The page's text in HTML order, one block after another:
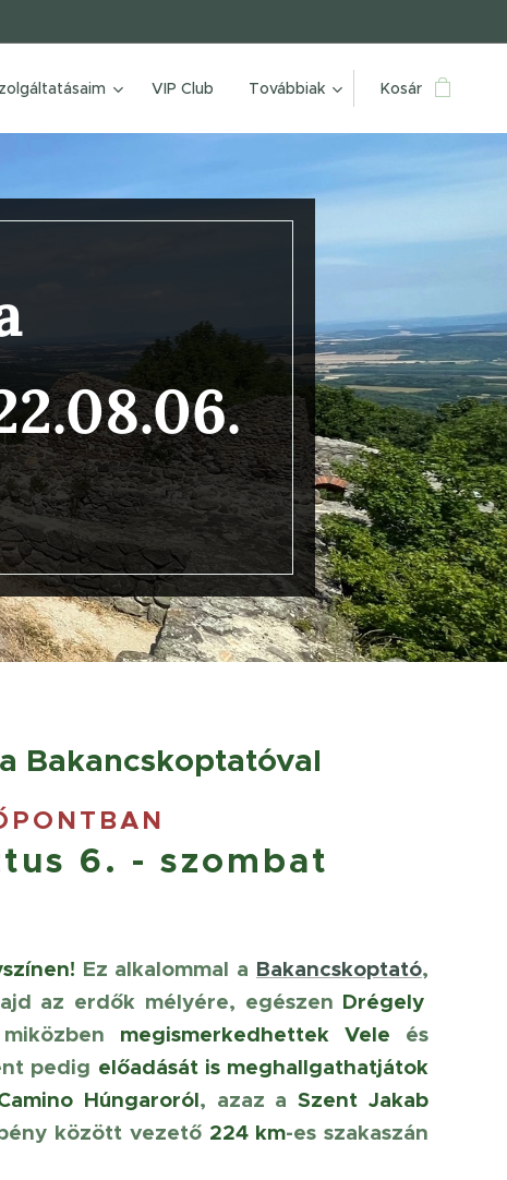
VIP Club Továbbiak Kosár
Bakancskoptatóval
6. - szombat
Ez alkalommal a Bakancskoptató,
az erdők mélyére, egészen Drégely
miközben megismerkedhettek Vele és
pedig előadását is meghallgathatjátok
Húngaroról, azaz aSzent Jakab
között vezető 224 km-es szakaszán